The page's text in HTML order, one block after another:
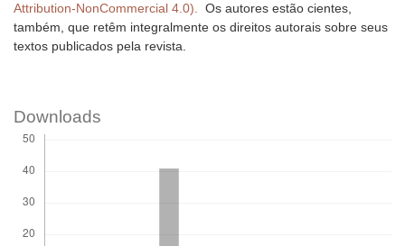
Attribution-NonCommercial 4.0). Os autores estão cientes,
também, que retêm integralmente os direitos autorais sobre seus
textos publicados pela revista.
Downloads